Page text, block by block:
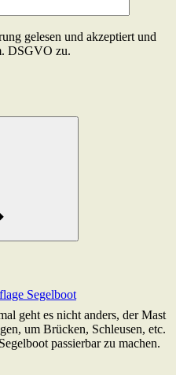
gelesen und akzeptiert und
DSGVO zu.
Segelboot
geht es nicht anders, der Mast
um Brücken, Schleusen, etc.
passierbar zu machen.